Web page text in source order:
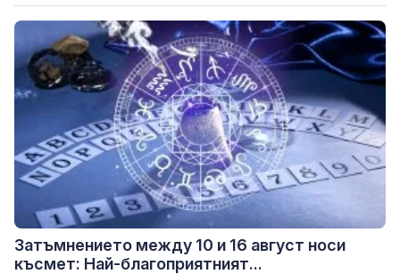
Затъмнението между 10 и 16 август носи
късмет: Най-благоприятният...